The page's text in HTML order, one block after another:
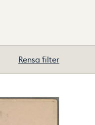
Rensa filter